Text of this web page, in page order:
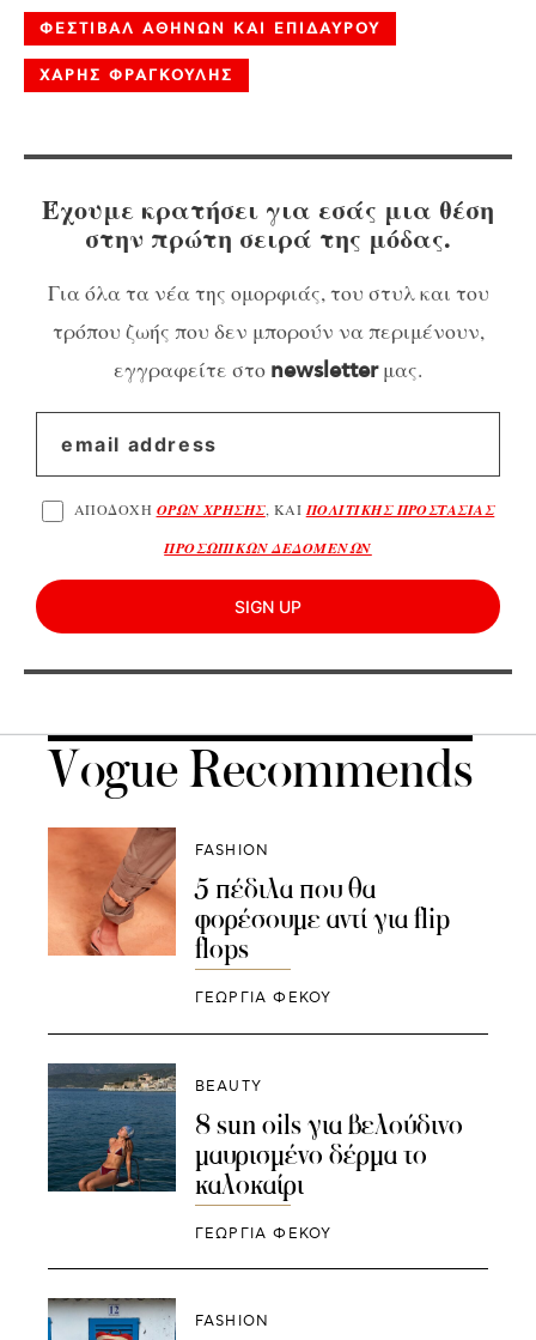
ΦΕΣΤΙΒΑΛ ΑΘΗΝΩΝ ΚΑΙ ΕΠΙΔΑΥΡΟΥ
ΧΑΡΗΣ ΦΡΑΓΚΟΥΛΗΣ
Έχουμε κρατήσει για εσάς μια θέση
στην πρώτη σειρά της μόδας.
Για όλα τα νέα της ομορφιάς, του στυλ και του
τρόπου ζωής που δεν μπορούν να περιμένουν,
εγγραφείτε στο newsletterμας.
ΑΠΟΔΟΧΗ ΟΡΩΝ ΧΡΗΣΗΣ, ΚΑΙΠΟΛΙΤΙΚΗΣ ΠΡΟΣΤΑΣΙΑΣ
ΠΡΟΣΩΠΙΚΩΝ ΔΕΔΟΜΕΝΩΝ
SIGN UP
Vogue Recommends
FASHION
5 πέδιλα που θα
φορέσουμε αντί για flip
flops
ΓΕΩΡΓΙΑ ΦΕΚΟΥ
BEAUTY
8 sun oils για βελούδινο
μαυρισμένο δέρμα το
καλοκαίρι
ΓΕΩΡΓΙΑ ΦΕΚΟΥ
FASHION